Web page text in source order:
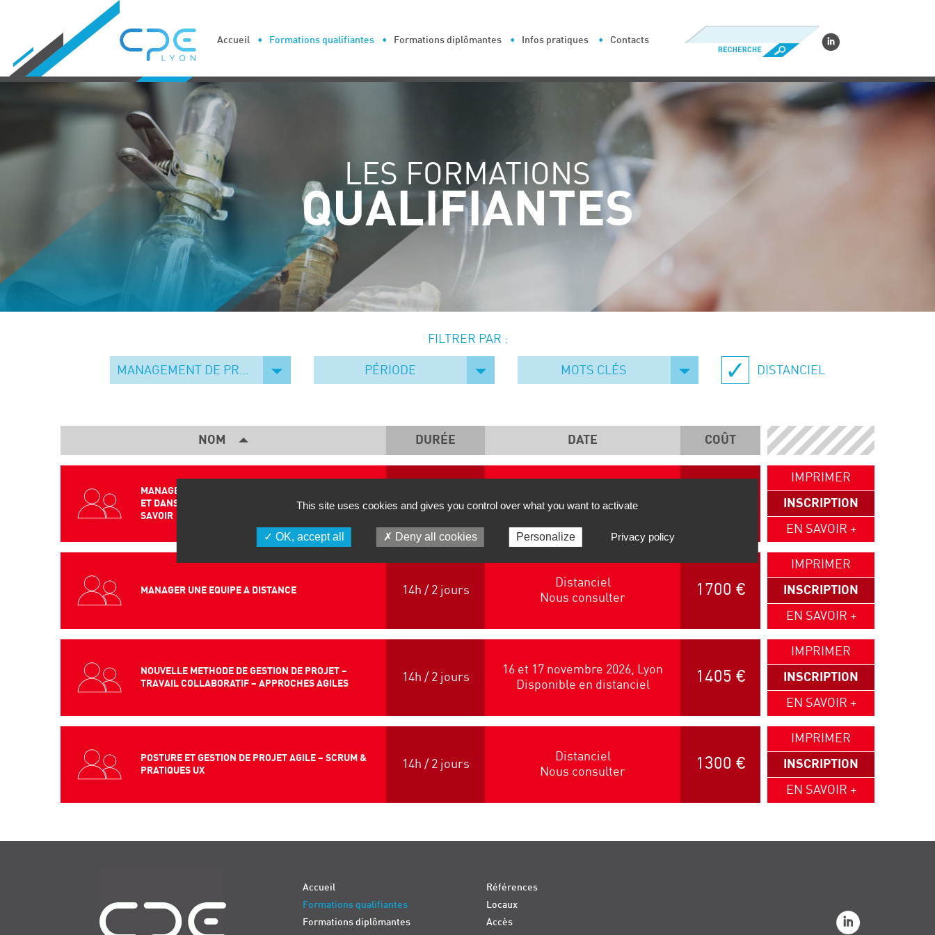
Accueil Formations qualifiantes Formations diplômantes Infos pratiques Contacts
LES FORMATIONS
QUALIFIANTES
FILTRER PAR :
MANAGEMENT DE PROJET - COMMUNICATION PÉRIODE MOTS CLÉS DISTANCIEL
NOM DURÉE DATE COÛT
MANAGEMENT AGILE ET LEAN DANS LES SERVICES
ET DANS LES METIERS DE CONCEPTION ET DU
SAVOIR
7h / 1 jour
Nous consulter
IMPRIMER
INSCRIPTION
EN SAVOIR +
MANAGER UNE EQUIPE A DISTANCE 14h / 2 jours
Distanciel
Nous consulter
1700 €
IMPRIMER
INSCRIPTION
EN SAVOIR +
NOUVELLE METHODE DE GESTION DE PROJET –
TRAVAIL COLLABORATIF – APPROCHES AGILES
14h / 2 jours
16 et 17 novembre 2026, Lyon
Disponible en distanciel
1405 €
IMPRIMER
INSCRIPTION
EN SAVOIR +
POSTURE ET GESTION DE PROJET AGILE – SCRUM &
PRATIQUES UX
14h / 2 jours
Distanciel
Nous consulter
1300 €
IMPRIMER
INSCRIPTION
EN SAVOIR +
Accueil
Formations qualifiantes
Formations diplômantes
Références
Locaux
Accès
Cookies management panel
This site uses cookies and gives you control over what you want to activate
OK, accept all Deny all cookies Personalize Privacy policy